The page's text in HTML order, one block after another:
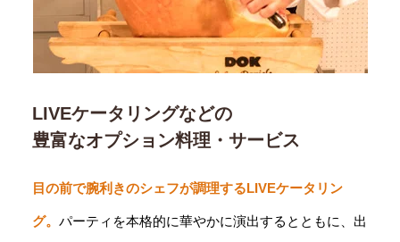
LIVEケータリングなどの
豊富なオプション料理・サービス
目の前で腕利きのシェフが調理するLIVEケータリン
グ。 パーティを本格的に華やかに演出するとともに、出